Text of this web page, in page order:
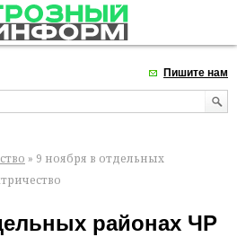
Пишите нам
» 9 ноября в отдельных
районах ЧР